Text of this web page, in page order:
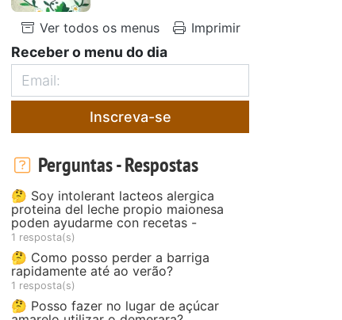
Ver todos os menus Imprimir
Receber o menu do dia
Inscreva-se
Perguntas - Respostas
🤔 Soy intolerant lacteos alergica
proteina del leche propio maionesa
poden ayudarme con recetas -
1 resposta(s)
🤔 Como posso perder a barriga
rapidamente até ao verão?
1 resposta(s)
🤔 Posso fazer no lugar de açúcar